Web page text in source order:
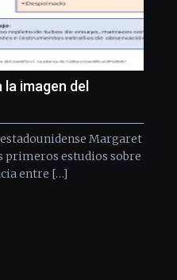
imagen del
Margaret
primeros estudios sobre
entre […]